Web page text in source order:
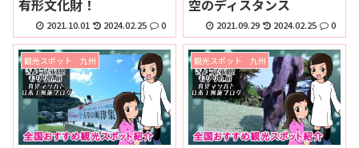
有形文化財！
2021.10.01 2024.02.25 0
空のディスタンス
2021.09.29 2024.02.25 0
観光スポット 九州 観光スポット 九州